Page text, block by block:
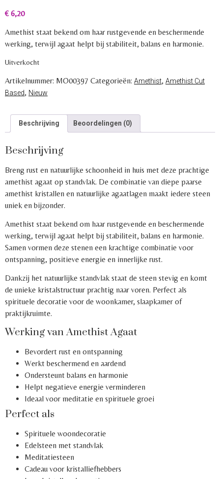
€ 6,20
Amethist staat bekend om haar rustgevende en beschermende
werking, terwijl agaat helpt bij stabiliteit, balans en harmonie.
Uitverkocht
Artikelnummer: MO00397 Categorieën: Amethist, Amethist Cut
Based, Nieuw
Beschrijving Beoordelingen (0)
Beschrijving
Breng rust en natuurlijke schoonheid in huis met deze prachtige
amethist agaat op standvlak. De combinatie van diepe paarse
amethist kristallen en natuurlijke agaatlagen maakt iedere steen
uniek en bijzonder.
Amethist staat bekend om haar rustgevende en beschermende
werking, terwijl agaat helpt bij stabiliteit, balans en harmonie.
Samen vormen deze stenen een krachtige combinatie voor
ontspanning, positieve energie en innerlijke rust.
Dankzij het natuurlijke standvlak staat de steen stevig en komt
de unieke kristalstructuur prachtig naar voren. Perfect als
spirituele decoratie voor de woonkamer, slaapkamer of
praktijkruimte.
Werking van Amethist Agaat
Bevordert rust en ontspanning
Werkt beschermend en aardend
Ondersteunt balans en harmonie
Helpt negatieve energie verminderen
Ideaal voor meditatie en spirituele groei
Perfect als
Spirituele woondecoratie
Edelsteen met standvlak
Meditatiesteen
Cadeau voor kristalliefhebbers